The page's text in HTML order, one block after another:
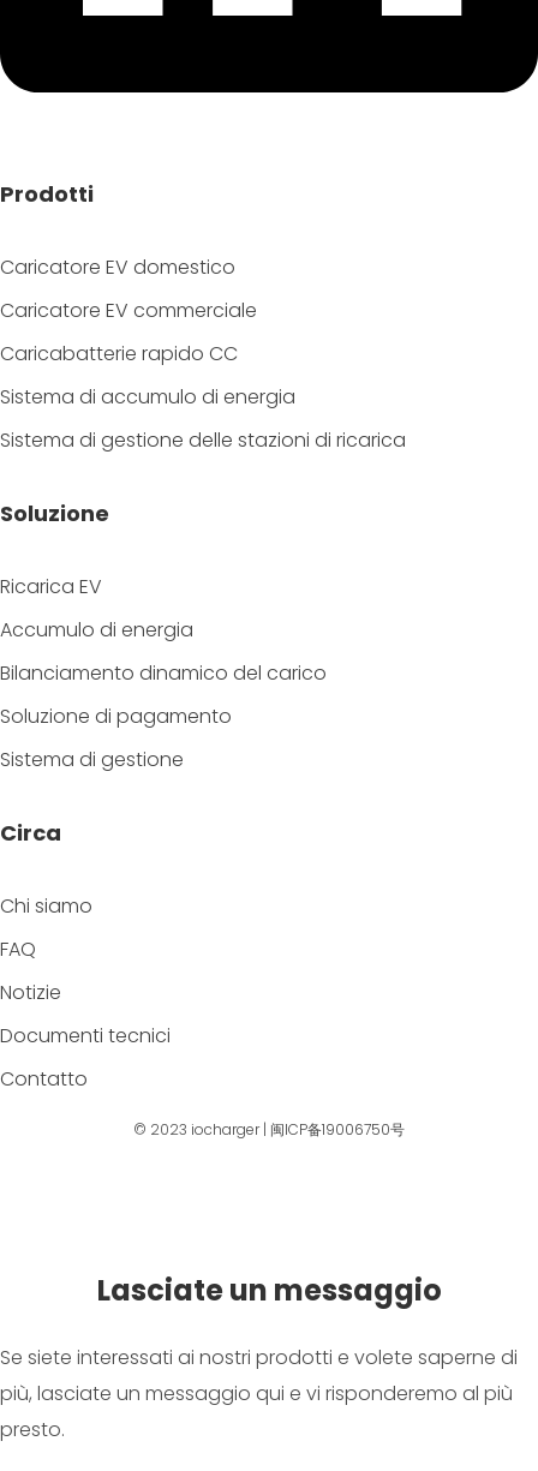
Prodotti
Caricatore EV domestico
Caricatore EV commerciale
Caricabatterie rapido CC
Sistema di accumulo di energia
Sistema di gestione delle stazioni di ricarica
Soluzione
Ricarica EV
Accumulo di energia
Bilanciamento dinamico del carico
Soluzione di pagamento
Sistema di gestione
Circa
Chi siamo
FAQ
Notizie
Documenti tecnici
Contatto
© 2023 iocharger| 闽ICP备19006750号
Lasciate un messaggio
Se siete interessati ai nostri prodotti e volete saperne di
più, lasciate un messaggio qui e vi risponderemo al più
presto.